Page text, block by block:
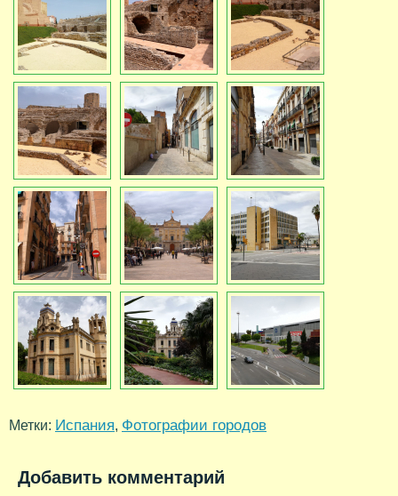
Метки: Испания, Фотографии городов
Добавить комментарий